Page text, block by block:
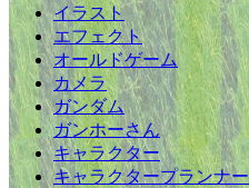
イラスト
エフェクト
オールドゲーム
カメラ
ガンダム
ガンホーさん
キャラクター
キャラクタープランナー